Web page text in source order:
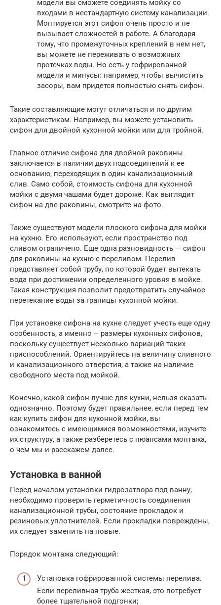
модели вы сможете соединять мойку со
входами в нестандартную систему канализации.
Монтируется этот сифон очень просто и не
вызывает сложностей в работе. А благодаря
тому, что промежуточных креплений в нем нет,
вы можете не переживать о возможных
протечках воды. Но есть у гофрированной
модели и минусы: например, чтобы вычистить
засоры, вам придется полностью снять сифон.
Такие составляющие могут отличаться и по другим
характеристикам. Например, вы можете установить
сифон для двойной кухонной мойки или для тройной.
Главное отличие сифона для двойной раковины
заключается в наличии двух подсоединений к ее
основанию, переходящих в один канализационный
слив. Само собой, стоимость сифона для кухонной
мойки с двумя чашами будет дороже. Как выглядит
сифон на две раковины, смотрите на фото.
Также существуют модели плоского сифона для мойки
на кухню. Его используют, если пространство под
сливом ограничено. Еще одна разновидность — сифон
для раковины на кухню с переливом. Перелив
представляет собой трубу, по которой будет вытекать
вода при достижении определенного уровня в мойке.
Такая конструкция позволит предотвратить случайное
перетекание воды за границы кухонной мойки.
При установке сифона на кухне следует учесть еще одну
особенность, а именно – размеры кухонных сифонов,
поскольку существует несколько вариаций таких
приспособлений. Ориентируйтесь на величину сливного
и канализационного отверстия, а также на наличие
свободного места под мойкой.
Конечно, какой сифон лучше для кухни, нельзя сказать
однозначно. Поэтому будет правильнее, если перед тем
как купить сифон для кухонной мойки, вы
ознакомитесь с имеющимися возможностями, изучите
их структуру, а также разберетесь с нюансами монтажа,
о чем мы и расскажем далее.
Установка в ванной
Перед началом установки гидрозатвора под ванну,
необходимо проверить герметичность соединения
канализационной трубы, состояние прокладок и
резиновых уплотнителей. Если прокладки повреждены,
их следует заменить на новые.
Порядок монтажа следующий:
Установка гофрированной системы перелива.
Если переливная труба жесткая, это потребует
более тщательной подгонки;